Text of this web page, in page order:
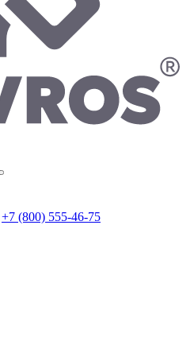
+7 (800) 555-46-75